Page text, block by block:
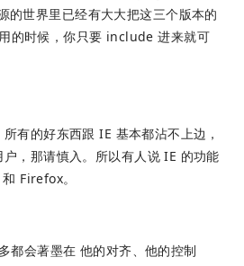
的世界里已经有大大把这三个版本的
的时候，你只要 include 进来就可
有的好东西跟 IE 基本都沾不上边，
，那请慎入。所以有人说 IE 的功能
Firefox。
都会著墨在 他的对齐、他的控制